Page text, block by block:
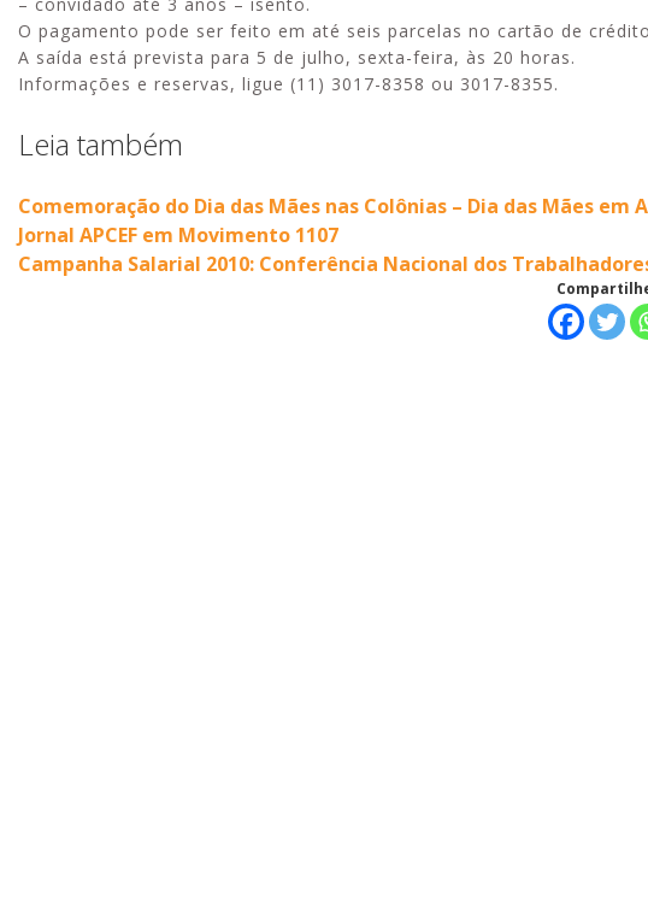
O pagamento pode ser feito em até seis parcelas no cartão de
A saída está prevista para 5 de julho, sexta-feira, às 20 horas.
Informações e reservas, ligue (11) 3017-8358 ou 3017-8355.
Leia também
Comemoração do Dia das Mães nas Colônias – Dia das Mães em
Jornal APCEF em Movimento 1107
Campanha Salarial 2010: Conferência Nacional dos